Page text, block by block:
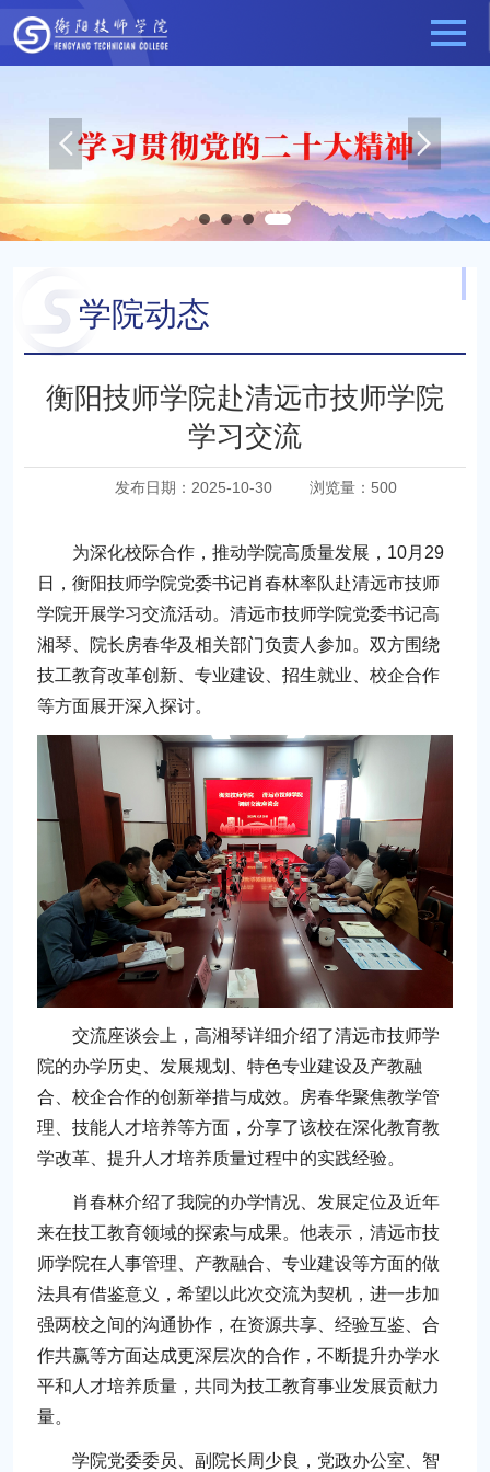
学院动态
当前位置：最新动态 学院动态
衡阳技师学院赴清远市技师学院
学习交流
发布日期：2025-10-30 浏览量： 500
为深化校际合作，推动学院高质量发展，10月29
日，衡阳技师学院党委书记肖春林率队赴清远市技师
学院开展学习交流活动。清远市技师学院党委书记高
湘琴、院长房春华及相关部门负责人参加。双方围绕
技工教育改革创新、专业建设、招生就业、校企合作
等方面展开深入探讨。
交流座谈会上，高湘琴详细介绍了清远市技师学
院的办学历史、发展规划、特色专业建设及产教融
合、校企合作的创新举措与成效。房春华聚焦教学管
理、技能人才培养等方面，分享了该校在深化教育教
学改革、提升人才培养质量过程中的实践经验。
肖春林介绍了我院的办学情况、发展定位及近年
来在技工教育领域的探索与成果。他表示，清远市技
师学院在人事管理、产教融合、专业建设等方面的做
法具有借鉴意义，希望以此次交流为契机，进一步加
强两校之间的沟通协作，在资源共享、经验互鉴、合
作共赢等方面达成更深层次的合作，不断提升办学水
平和人才培养质量，共同为技工教育事业发展贡献力
量。
学院党委委员、副院长周少良，党政办公室、智